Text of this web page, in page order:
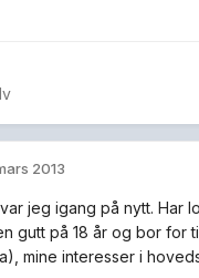
2013
jeg igang på nytt. Har
gutt på 18 år og bor for
mine interesser i